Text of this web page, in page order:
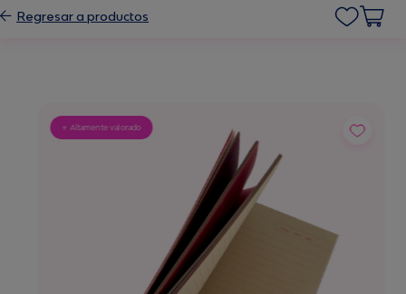
Regresar a productos
⭐ Altamente valorado